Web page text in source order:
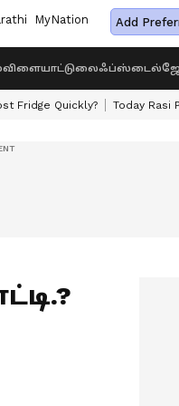
MyNation Add
விளையாட்டுலைஃப்ஸ்டைல்
Fridge Quickly? Today Rasi